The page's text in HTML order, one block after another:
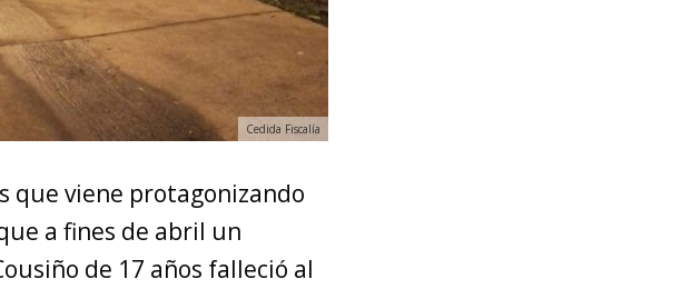
Cedida Fiscalía
que viene protagonizando
a fines de abril un
de 17 años falleció al